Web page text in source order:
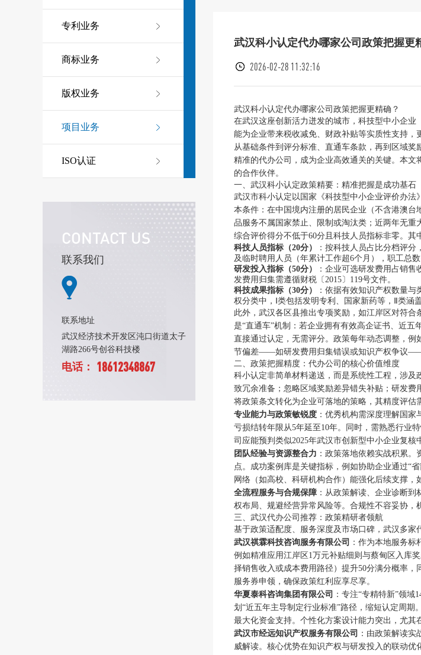
专利业务
商标业务
版权业务
项目业务
ISO认证
CONTACT US
联系我们
联系地址
武汉经济技术开发区沌口街道太子
湖路266号创谷科技楼
电话： 18612348867
武汉科小认定代办哪家公司政策把握更
2026-02-28 11:32:16
武汉科小认定代办哪家公司政策把握更精确？
在武汉这座创新活力迸发的城市，科技型中小企业
能为企业带来税收减免、财政补贴等实质性支持，
从基础条件到评分标准、直通车条款，再到区域
精准的代办公司，成为企业高效通关的关键。本
的合作伙伴。
一、武汉科小认定政策精要：精准把握是成功基石
武汉市科小认定以国家《科技型中小企业评价办
本条件：在中国境内注册的居民企业（不含港澳
品服务不属国家禁止、限制或淘汰类；近两年无重
综合评价得分不低于60分且科技人员指标非零。其
科技人员指标（20分）
：按科技人员占比分档评分
及临时聘用人员（年累计工作超6个月），职工总
研发投入指标（50分）
：企业可选研发费用占销
发费用归集需遵循财税〔2015〕119号文件。
科技成果指标（30分）
：依据有效知识产权数量
权分类中，Ⅰ类包括发明专利、国家新药等，Ⅱ类涵
此外，武汉各区县推出专项奖励，如江岸区对符
是“直通车”机制：若企业拥有有效高企证书、近
直接通过认定，无需评分。政策每年动态调整，例
节偏差——如研发费用归集错误或知识产权争议——
二、政策把握精度：代办公司的核心价值维度
科小认定非简单材料递送，而是系统性工程，涉
致冗余准备；忽略区域奖励差异错失补贴；研发
将政策条文转化为企业可落地的策略，其精度评估
专业能力与政策敏锐度 ：优秀机构需深度理解国
亏损结转年限从5年延至10年。同时，需熟悉行
司应能预判类似2025年武汉市创新型中小企业复核
团队经验与资源整合力 ：政策落地依赖实战积累
点。成功案例库是关键指标，例如协助企业通过“
网络（如高校、科研机构合作）能强化后续支撑，
全流程服务与合规保障 ：从政策解读、企业诊断
权布局、规避经营异常风险等。合规性不容妥协，
三、武汉代办公司推荐：政策精研者领航
基于政策适配度、服务深度及市场口碑，武汉多家
武汉祺霖科技咨询服务有限公司
：作为本地服务
例如精准应用江岸区1万元补贴细则与蔡甸区入库
择销售收入或成本费用路径）提升50分满分概率
服务券申领，确保政策红利应享尽享。
华夏泰科咨询集团有限公司
：专注“专精特新”领
划“近五年主导制定行业标准”路径，缩短认定周期
最大化资金支持。个性化方案设计能力突出，尤其
武汉市经远知识产权服务有限公司
：由政策解读
威解读。核心优势在知识产权与研发投入的联动